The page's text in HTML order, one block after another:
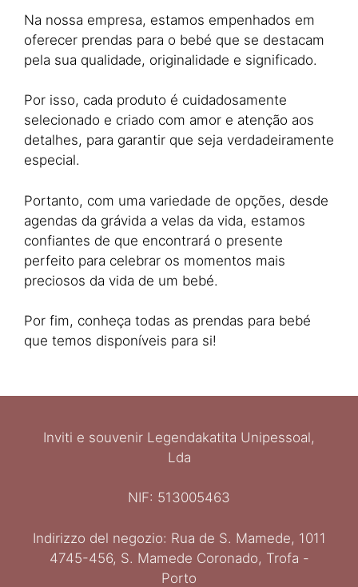
Na nossa empresa, estamos empenhados em
oferecer prendas para o bebé que se destacam
pela sua qualidade, originalidade e significado.
Por isso, cada produto é cuidadosamente
selecionado e criado com amor e atenção aos
detalhes, para garantir que seja verdadeiramente
especial.
Portanto, com uma variedade de opções, desde
agendas da grávida a velas da vida, estamos
confiantes de que encontrará o presente
perfeito para celebrar os momentos mais
preciosos da vida de um bebé.
Por fim, conheça todas as prendas para bebé
que temos disponíveis para si!
Inviti e souvenir Legendakatita Unipessoal,
Lda
NIF: 513005463
Indirizzo del negozio: Rua de S. Mamede, 1011
4745-456, S. Mamede Coronado, Trofa -
Porto
Español
Ελληνικά